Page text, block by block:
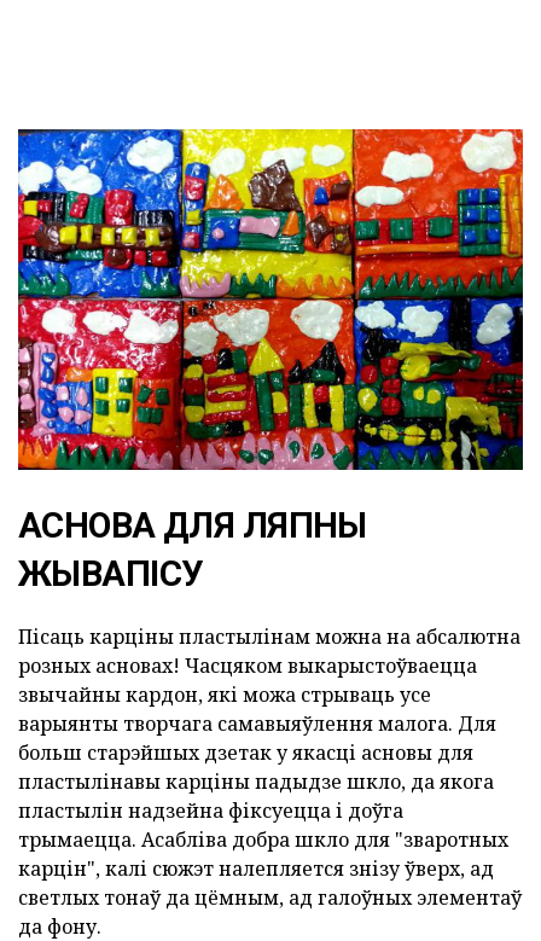
АСНОВА ДЛЯ ЛЯПНЫ
ЖЫВАПІСУ
Пісаць карціны пластылінам можна на абсалютна
розных асновах! Часцяком выкарыстоўваецца
звычайны кардон, які можа стрываць усе
варыянты творчага самавыяўлення малога. Для
больш старэйшых дзетак у якасці асновы для
пластылінавы карціны падыдзе шкло, да якога
пластылін надзейна фіксуецца і доўга
трымаецца. Асабліва добра шкло для "зваротных
карцін", калі сюжэт налепляется знізу ўверх, ад
светлых тонаў да цёмным, ад галоўных элементаў
да фону.